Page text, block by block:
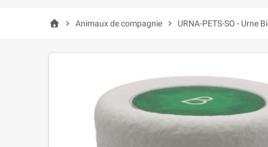
chevron_right Animaux de compagnie chevron_right URNA-PETS-SO - Urne